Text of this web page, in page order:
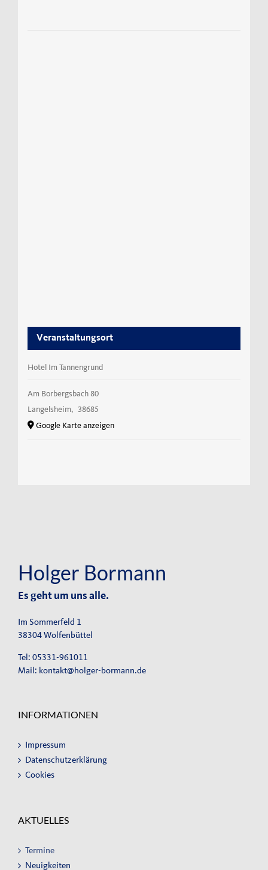
Veranstaltungsort
Hotel Im Tannengrund
Am Borbergsbach 80
Langelsheim, 38685
Google Karte anzeigen
Holger Bormann
Es geht um uns alle.
Im Sommerfeld 1
38304 Wolfenbüttel
Tel: 05331-961011
Mail: kontakt@holger-bormann.de
INFORMATIONEN
Impressum
Datenschutzerklärung
Cookies
AKTUELLES
Termine
Neuigkeiten